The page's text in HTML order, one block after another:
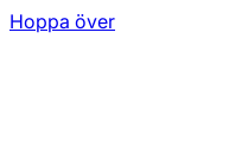
Hoppa över